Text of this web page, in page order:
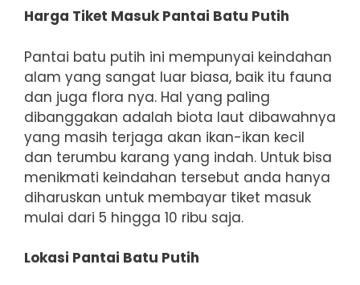
Harga Tiket Masuk Pantai Batu Putih
Pantai batu putih ini mempunyai keindahan
alam yang sangat luar biasa, baik itu fauna
dan juga flora nya. Hal yang paling
dibanggakan adalah biota laut dibawahnya
yang masih terjaga akan ikan-ikan kecil
dan terumbu karang yang indah. Untuk bisa
menikmati keindahan tersebut anda hanya
diharuskan untuk membayar tiket masuk
mulai dari 5 hingga 10 ribu saja.
Lokasi Pantai Batu Putih